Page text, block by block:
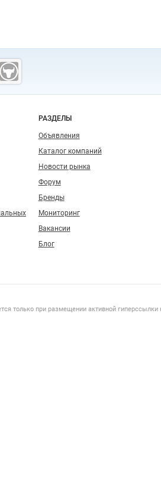
РАЗДЕЛЫ
Объявления
Каталог компаний
Новости рынка
Форум
Бренды
Мониторинг
Вакансии
Блог
только при размещении активной гиперссылки